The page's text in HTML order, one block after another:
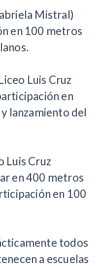
Mistral)
en 100 metros
Luis Cruz
en
lanzamiento del
Luis Cruz
en 400 metros
en 100
todos
a escuelas